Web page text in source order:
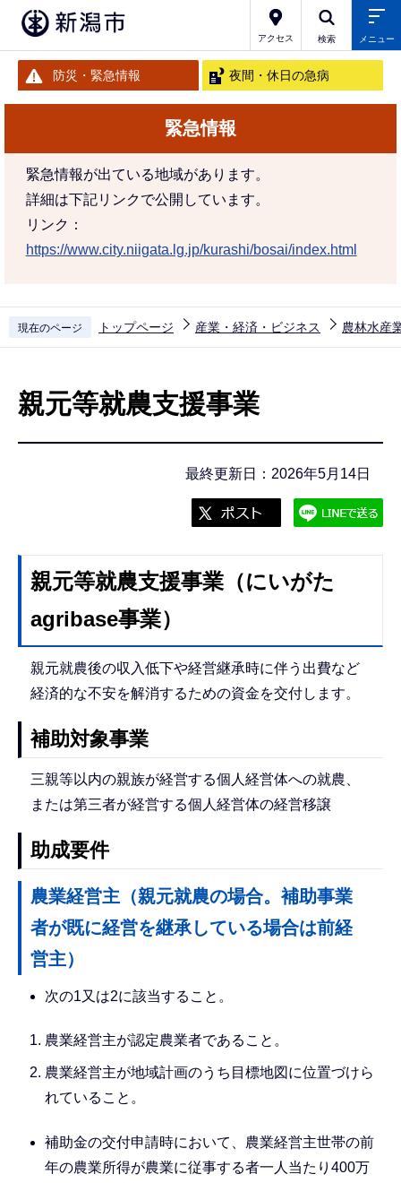
アクセス 検索 メニュー
防災・緊急情報 夜間・休日の急病
緊急情報
緊急情報が出ている地域があります。
詳細は下記リンクで公開しています。
リンク：
https://www.city.niigata.lg.jp/kurashi/bosai/index.html
現在のページ トップページ 産業・経済・ビジネス 農林水産
親元等就農支援事業
最終更新日：2026年5月14日
親元等就農支援事業（にいがた
agribase事業）
親元就農後の収入低下や経営継承時に伴う出費など
経済的な不安を解消するための資金を交付します。
補助対象事業
三親等以内の親族が経営する個人経営体への就農、
または第三者が経営する個人経営体の経営移譲
助成要件
農業経営主（親元就農の場合。補助事業
者が既に経営を継承している場合は前経
営主）
次の1又は2に該当すること。
農業経営主が認定農業者であること。
農業経営主が地域計画のうち目標地図に位置づけら
れていること。
補助金の交付申請時において、農業経営主世帯の前
年の農業所得が農業に従事する者一人当たり400万